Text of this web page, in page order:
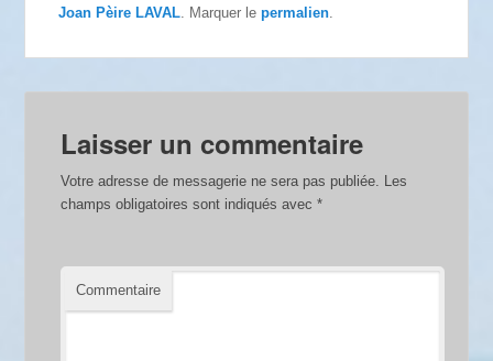
Joan Pèire LAVAL. Marquer lepermalien.
Laisser un commentaire
Votre adresse de messagerie ne sera pas publiée. Les
champs obligatoires sont indiqués avec*
Commentaire